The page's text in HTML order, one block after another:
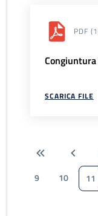
PDF
SCARICA FILE
9
10 11